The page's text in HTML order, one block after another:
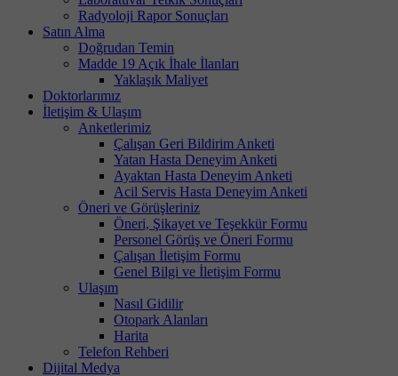
Radyoloji Rapor Sonuçları
Satın Alma
Doğrudan Temin
Madde 19 Açık İhale İlanları
Yaklaşık Maliyet
Doktorlarımız
İletişim & Ulaşım
Anketlerimiz
Çalışan Geri Bildirim Anketi
Yatan Hasta Deneyim Anketi
Ayaktan Hasta Deneyim Anketi
Acil Servis Hasta Deneyim Anketi
Öneri ve Görüşleriniz
Öneri, Şikayet ve Teşekkür Formu
Personel Görüş ve Öneri Formu
Çalışan İletişim Formu
Genel Bilgi ve İletişim Formu
Ulaşım
Nasıl Gidilir
Otopark Alanları
Harita
Telefon Rehberi
Dijital Medya